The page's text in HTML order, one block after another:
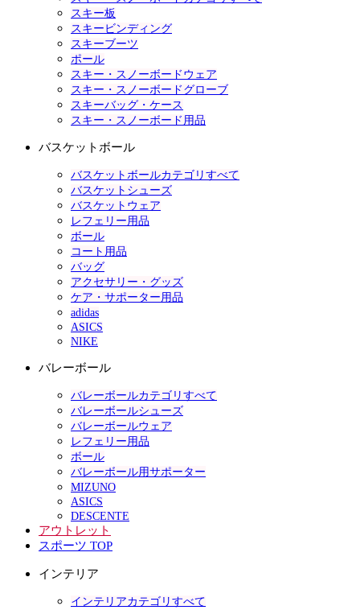
スキー板
スキービンディング
スキーブーツ
ポール
スキー・スノーボードウェア
スキー・スノーボードグローブ
スキーバッグ・ケース
スキー・スノーボード用品
バスケットボール
バスケットボールカテゴリすべて
バスケットシューズ
バスケットウェア
レフェリー用品
ボール
コート用品
バッグ
アクセサリー・グッズ
ケア・サポーター用品
adidas
ASICS
NIKE
バレーボール
バレーボールカテゴリすべて
バレーボールシューズ
バレーボールウェア
レフェリー用品
ボール
バレーボール用サポーター
MIZUNO
ASICS
DESCENTE
アウトレット
スポーツ TOP
インテリア
インテリアカテゴリすべて